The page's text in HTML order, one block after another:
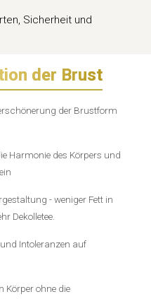
Sicherheit und
der Brust
der Brustform
Harmonie des Körpers und
- weniger Fett in
Dekolletee.
Intoleranzen auf
Körper ohne die